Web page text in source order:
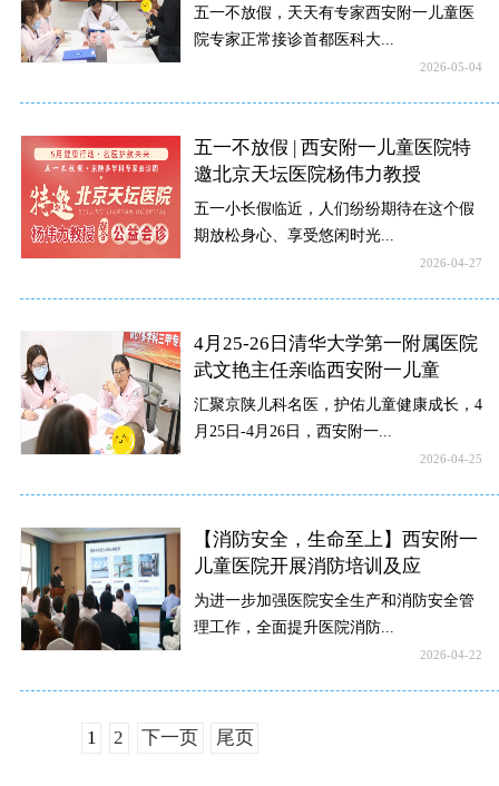
五一不放假，天天有专家西安附一儿童医
院专家正常接诊首都医科大...
2026-05-04
五一不放假 | 西安附一儿童医院特
邀北京天坛医院杨伟力教授
五一小长假临近，人们纷纷期待在这个假
期放松身心、享受悠闲时光...
2026-04-27
4月25-26日清华大学第一附属医院
武文艳主任亲临西安附一儿童
汇聚京陕儿科名医，护佑儿童健康成长，4
月25日-4月26日，西安附一...
2026-04-25
【消防安全，生命至上】西安附一
儿童医院开展消防培训及应
为进一步加强医院安全生产和消防安全管
理工作，全面提升医院消防...
2026-04-22
1 2 下一页 尾页